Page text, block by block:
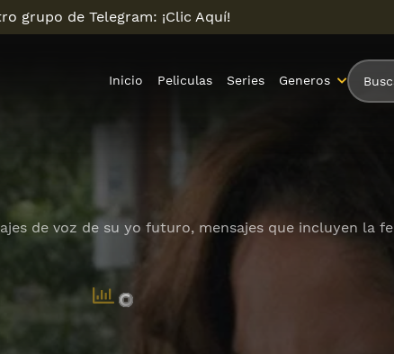
grupo de Telegram: ¡Clic Aquí!
Inicio Peliculas Series Generos
de voz de su yo futuro, mensajes que incluyen la